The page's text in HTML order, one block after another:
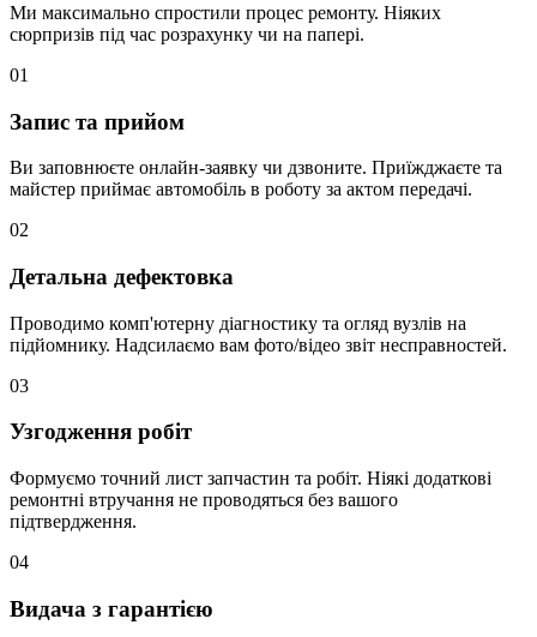
Ми максимально спростили процес ремонту. Ніяких
сюрпризів під час розрахунку чи на папері.
01
Запис та прийом
Ви заповнюєте онлайн-заявку чи дзвоните. Приїжджаєте та
майстер приймає автомобіль в роботу за актом передачі.
02
Детальна дефектовка
Проводимо комп'ютерну діагностику та огляд вузлів на
підйомнику. Надсилаємо вам фото/відео звіт несправностей.
03
Узгодження робіт
Формуємо точний лист запчастин та робіт. Ніякі додаткові
ремонтні втручання не проводяться без вашого
підтвердження.
04
Видача з гарантією